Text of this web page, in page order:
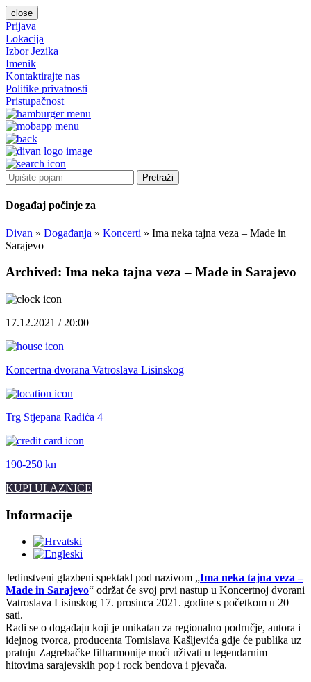
close
Prijava
Lokacija
Izbor Jezika
Imenik
Kontaktirajte nas
Politike privatnosti
Pristupačnost
Pretraži
Događaj počinje za
Divan » Događanja » Koncerti » Ima neka tajna veza – Made in
Sarajevo
Archived: Ima neka tajna veza – Made in Sarajevo
17.12.2021 / 20:00
Koncertna dvorana Vatroslava Lisinskog
Trg Stjepana Radića 4
190-250 kn
KUPI ULAZNICE
Informacije
Jedinstveni glazbeni spektakl pod nazivom „Ima neka tajna veza –
Made in Sarajevo“ održat će svoj prvi nastup u Koncertnoj dvorani
Vatroslava Lisinskog 17. prosinca 2021. godine s početkom u 20
sati.
Radi se o događaju koji je unikatan za regionalno područje, autora i
idejnog tvorca, producenta Tomislava Kašljevića gdje će publika uz
pratnju Zagrebačke filharmonije moći uživati u legendarnim
hitovima sarajevskih pop i rock bendova i pjevača.